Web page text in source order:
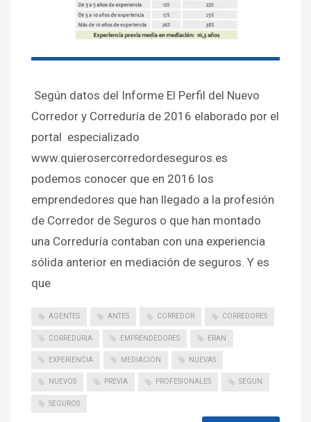
Según datos del Informe El Perfil del Nuevo
Corredor y Correduría de 2016 elaborado por el
portal especializado
www.quierosercorredordeseguros.es
podemos conocer que en 2016 los
emprendedores que han llegado a la profesión
de Corredor de Seguros o que han montado
una Correduría contaban con una experiencia
sólida anterior en mediación de seguros. Y es
que
AGENTES ANTES CORREDOR CORREDORES
CORREDURIA EMPRENDEDORES ERAN
EXPERIENCIA MEDIACION NUEVAS
NUEVOS PREVIA PROFESIONALES SEGUN
SEGUROS